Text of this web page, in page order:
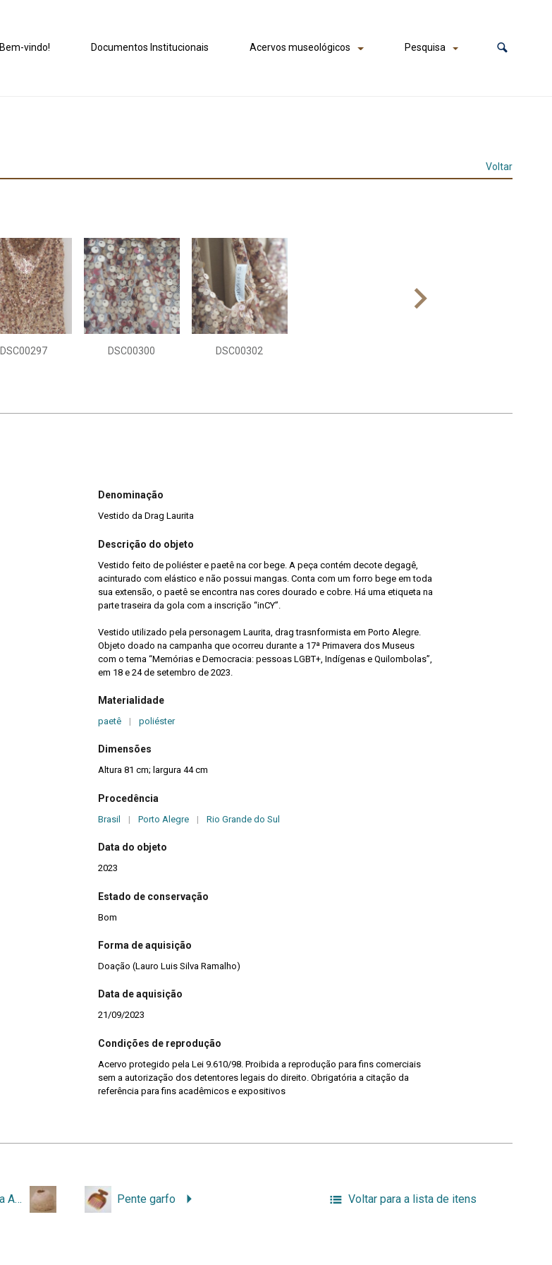
Bem-vindo! Documentos Institucionais Acervos museológicos Pesquisa
Voltar
DSC00297 DSC00300 DSC00302
Denominação
Vestido da Drag Laurita
Descrição do objeto
Vestido feito de poliéster e paetê na cor bege. A peça contém decote degagê,
acinturado com elástico e não possui mangas. Conta com um forro bege em toda
sua extensão, o paetê se encontra nas cores dourado e cobre. Há uma etiqueta na
parte traseira da gola com a inscrição “inCY”.
Vestido utilizado pela personagem Laurita, drag trasnformista em Porto Alegre.
Objeto doado na campanha que ocorreu durante a 17ª Primavera dos Museus
com o tema “Memórias e Democracia: pessoas LGBT+, Indígenas e Quilombolas”,
em 18 e 24 de setembro de 2023.
Materialidade
paetê | poliéster
Dimensões
Altura 81 cm; largura 44 cm
Procedência
Brasil | Porto Alegre | Rio Grande do Sul
Data do objeto
2023
Estado de conservação
Bom
Forma de aquisição
Doação (Lauro Luis Silva Ramalho)
Data de aquisição
21/09/2023
Condições de reprodução
Acervo protegido pela Lei 9.610/98. Proibida a reprodução para fins comerciais
sem a autorização dos detentores legais do direito. Obrigatória a citação da
referência para fins acadêmicos e expositivos
Vestido de noiva de Eva Alda Medeiros Cavasotto com acessórios Pente garfo Voltar para a lista de itens